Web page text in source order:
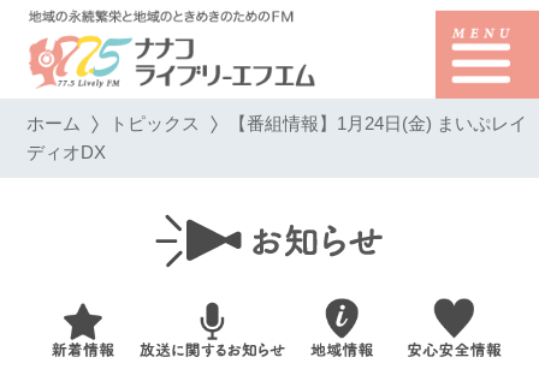
ホーム トピックス 【番組情報】1月24日(金) まいぷレイ
ディオDX